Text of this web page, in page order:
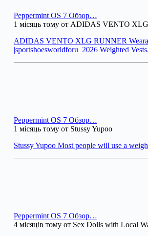
Peppermint OS 7 Обзор…
1 місяць тому от ADIDAS VENTO
ADIDAS VENTO XLG RUNNER
|sportshoesworldforu_2026 Weighted
Peppermint OS 7 Обзор…
1 місяць тому от Stussy Yupoo
Stussy Yupoo Most people will use a
Peppermint OS 7 Обзор…
4 місяців тому от Sex Dolls with Local